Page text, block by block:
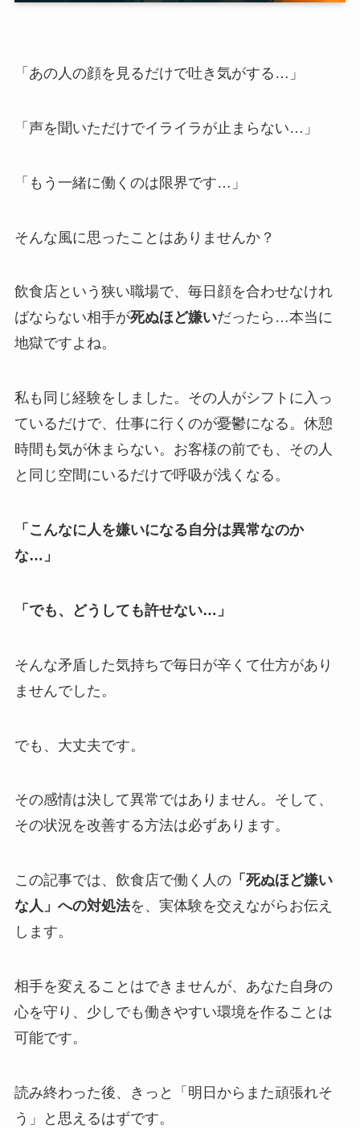
「あの人の顔を見るだけで吐き気がする…」
「声を聞いただけでイライラが止まらない…」
「もう一緒に働くのは限界です…」
そんな風に思ったことはありませんか？
飲食店という狭い職場で、毎日顔を合わせなけれ
ばならない相手が死ぬほど嫌いだったら…本当に
地獄ですよね。
私も同じ経験をしました。その人がシフトに入っ
ているだけで、仕事に行くのが憂鬱になる。休憩
時間も気が休まらない。お客様の前でも、その人
と同じ空間にいるだけで呼吸が浅くなる。
「こんなに人を嫌いになる自分は異常なのか
な…」
「でも、どうしても許せない…」
そんな矛盾した気持ちで毎日が辛くて仕方があり
ませんでした。
でも、大丈夫です。
その感情は決して異常ではありません。そして、
その状況を改善する方法は必ずあります。
この記事では、飲食店で働く人の「死ぬほど嫌い
な人」への対処法を、実体験を交えながらお伝え
します。
相手を変えることはできませんが、あなた自身の
心を守り、少しでも働きやすい環境を作ることは
可能です。
読み終わった後、きっと「明日からまた頑張れそ
う」と思えるはずです。